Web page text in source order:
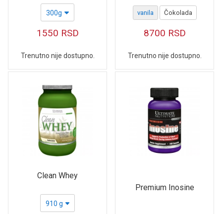
300g
1550 RSD
Trenutno nije dostupno.
vanila Čokolada
8700 RSD
Trenutno nije dostupno.
Clean Whey
910 g
Premium Inosine